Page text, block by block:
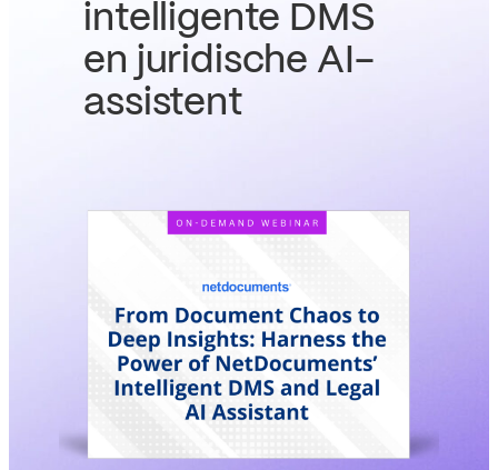
intelligente DMS
en juridische AI-
assistent